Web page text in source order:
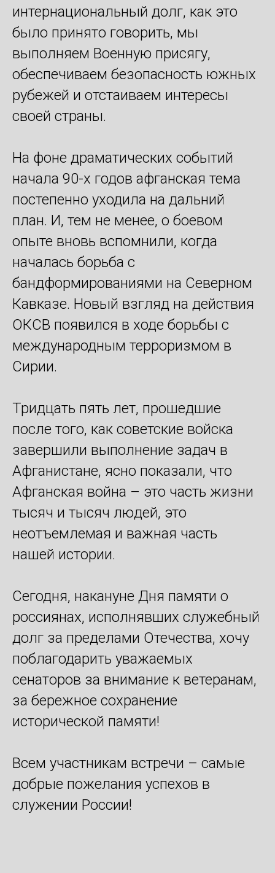
интернациональный долг, как это
было принято говорить, мы
выполняем Военную присягу,
обеспечиваем безопасность южных
рубежей и отстаиваем интересы
своей страны.
На фоне драматических событий
начала 90-х годов афганская тема
постепенно уходила на дальний
план. И, тем не менее, о боевом
опыте вновь вспомнили, когда
началась борьба с
бандформированиями на Северном
Кавказе. Новый взгляд на действия
ОКСВ появился в ходе борьбы с
международным терроризмом в
Сирии.
Тридцать пять лет, прошедшие
после того, как советские войска
завершили выполнение задач в
Афганистане, ясно показали, что
Афганская война – это часть жизни
тысяч и тысяч людей, это
неотъемлемая и важная часть
нашей истории.
Сегодня, накануне Дня памяти о
россиянах, исполнявших служебный
долг за пределами Отечества, хочу
поблагодарить уважаемых
сенаторов за внимание к ветеранам,
за бережное сохранение
исторической памяти!
Всем участникам встречи – самые
добрые пожелания успехов в
служении России!